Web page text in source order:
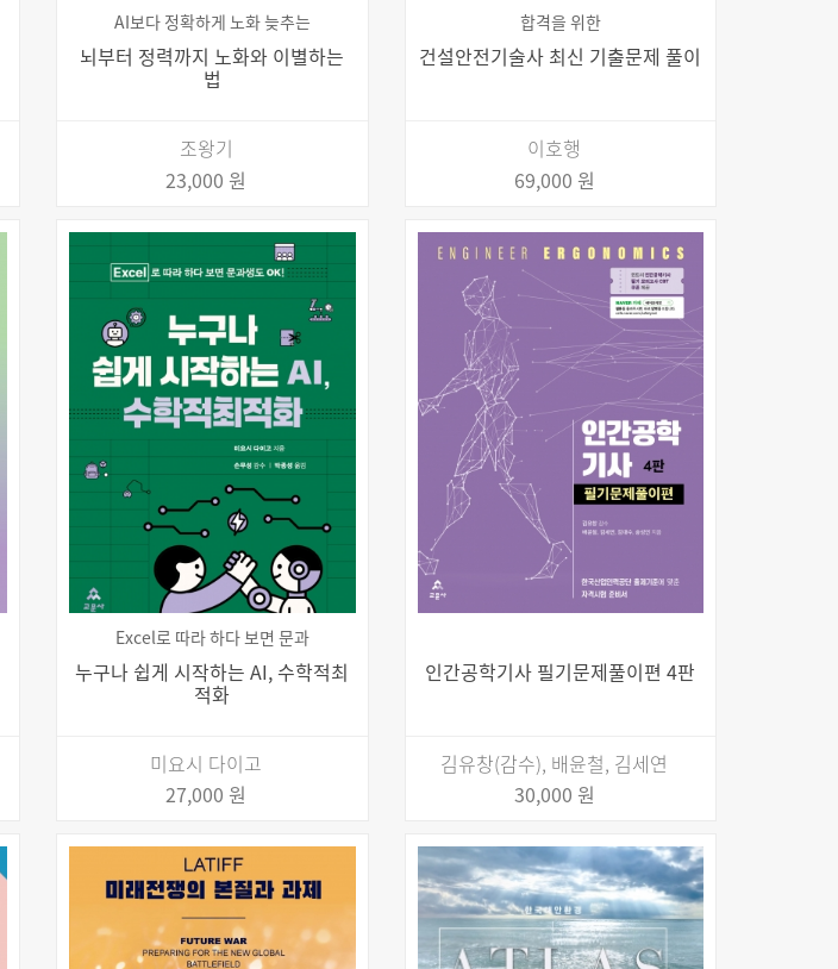
AI보다 정확하게 노화 늦추는
뇌부터 정력까지 노화와 이별하는
법
조왕기
23,000 원
합격을 위한
건설안전기술사 최신 기출문제 풀이
이호행
69,000 원
Excel로 따라 하다 보면 문과
누구나 쉽게 시작하는 AI, 수학적최
적화
미요시 다이고
27,000 원
인간공학기사 필기문제풀이편 4판
김유창(감수), 배윤철, 김세연
30,000 원